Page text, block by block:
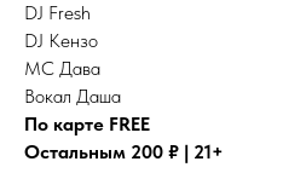
DJ Fresh
DJ Кензо
МС Дава
Вокал Даша
По карте FREE
Остальным 200 ₽ | 21+